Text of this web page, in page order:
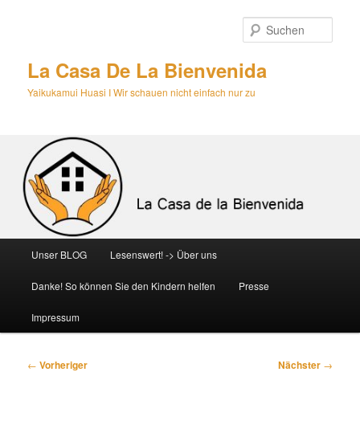
La Casa De La Bienvenida
Yaikukamui Huasi I Wir schauen nicht einfach nur zu
Unser BLOG Lesenswert! -> Über uns
Danke! So können Sie den Kindern helfen Presse
Impressum
Beitragsnavigation
← Vorheriger Nächster →